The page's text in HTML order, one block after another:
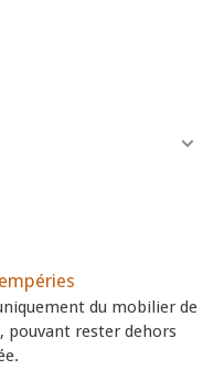
du mobilier de
pouvant rester dehors